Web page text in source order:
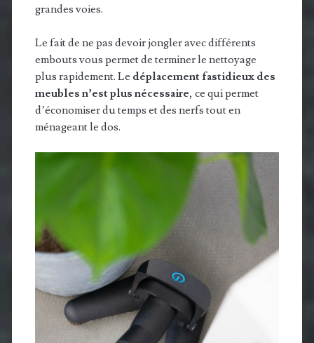
grandes voies.
Le fait de ne pas devoir jongler avec différents
embouts vous permet de terminer le nettoyage
plus rapidement. Le déplacement fastidieux des
meubles n’est plus nécessaire, ce qui permet
d’économiser du temps et des nerfs tout en
ménageant le dos.